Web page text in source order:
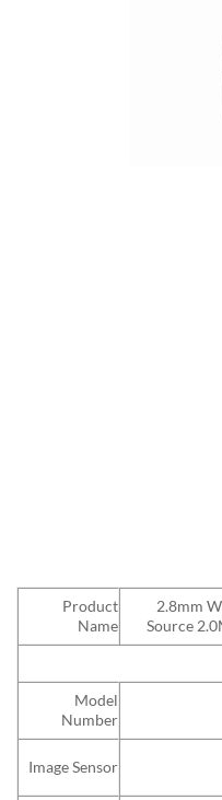
Product
Name
2.8mm
Source
Model
Number
Image Sensor